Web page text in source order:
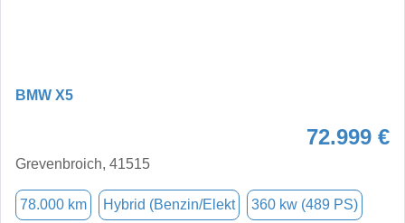
BMW X5
72.999 €
Grevenbroich, 41515
78.000 km Hybrid (Benzin/Elekt 360 kw (489 PS)